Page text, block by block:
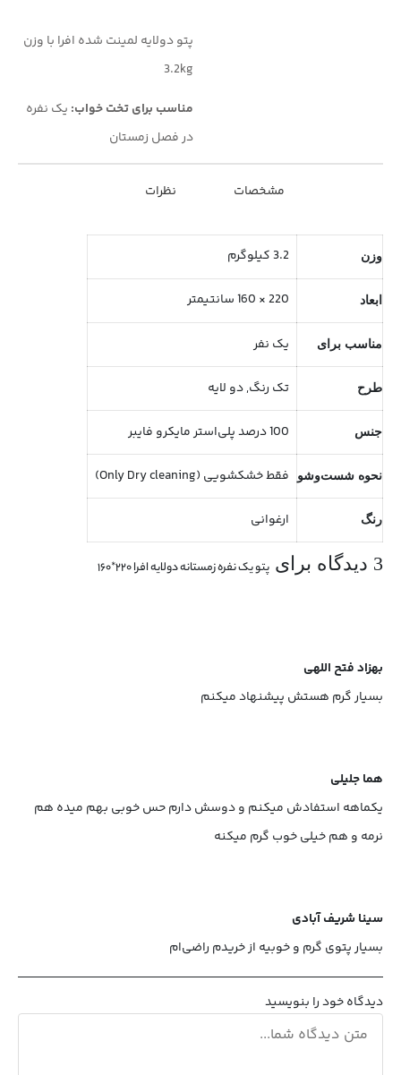
پتو دولایه لمینت شده افرا با وزن
3.2kg
مناسب برای تخت خواب: یک نفره
در فصل زمستان
مشخصات نظرات
وزن 3.2 کیلوگرم
ابعاد 220 × 160 سانتیمتر
مناسب برای یک نفر
طرح تک رنگ, دو لایه
جنس 100 درصد پلی‌استر مایکرو فایبر
نحوه شست‌و‌‌شو فقط خشکشویی (Only Dry cleaning)
رنگ ارغوانی
3 دیدگاه برای پتو یک نفره زمستانه دولایه افرا ۲۲۰*۱۶۰
بهزاد فتح اللهی
بسیار گرم هستش پیشنهاد میکنم
هما جلیلی
یکماهه استفادش میکنم و دوسش دارم حس خوبی بهم میده هم
نرمه و هم خیلی خوب گرم میکنه
سینا شریف آبادی
بسیار پتوی گرم و خوبیه از خریدم راضی‌ام
دیدگاه خود را بنویسید